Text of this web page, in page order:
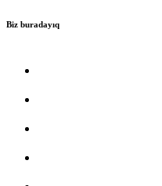
Biz buradayıq